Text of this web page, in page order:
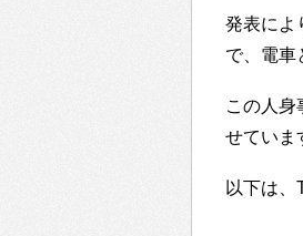
発表によ
で、電車
この人身
せていま
以下は、